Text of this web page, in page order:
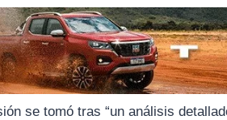
se tomó tras “un análisis